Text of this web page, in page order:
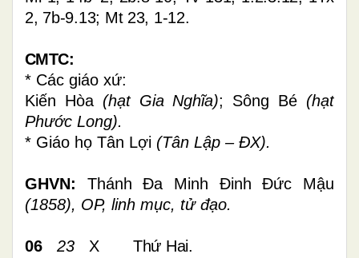
2, 7b-9.13; Mt 23, 1-12.
CMTC:
* Các giáo xứ:
Kiến Hòa (hạt Gia Nghĩa); Sông Bé (hạt
Phước Long).
* Giáo họ Tân Lợi (Tân Lập – ĐX).
GHVN: Thánh Đa Minh Đinh Đức Mậu
(1858), OP, linh mục, tử đạo.
06 23 X Thứ Hai.